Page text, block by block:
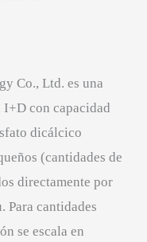
Co., Ltd. es una
I+D con capacidad
dicálcico
(cantidades de
directamente por
Para cantidades
se escala en